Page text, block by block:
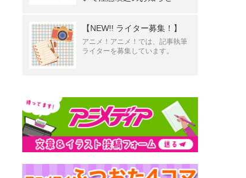
【NEW!! ライター募集！】
アニメ！アニメ！では、記事執筆
ライターを募集しています。